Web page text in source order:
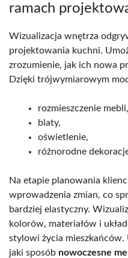
ramach
Wizualizacja wnętrza
projektowania kuchni.
zrozumienie, jak ich nowa
Dzięki trójwymiarowym
rozmieszczenie mebli,
blaty,
oświetlenie,
różnorodne
Na etapie planowania
wprowadzenia zmian, co
bardziej elastyczny.
kolorów, materiałów i
stylowi życia
jaki sposób nowoczesne